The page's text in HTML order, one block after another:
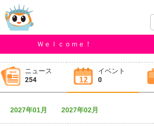
Ｗｅｌｃｏｍｅ！
ニュース
254
イベント
0
2027年01月 2027年02月